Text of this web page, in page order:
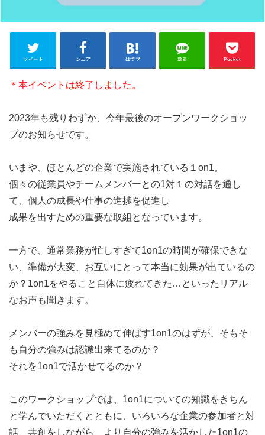
ツイート シェア はてブ 送る Pocket
＊本イベントは終了しました。
2023年も残りわずか、今年最後のオープンワークショッ
プのお知らせです。
いまや、ほとんどの企業で実施されている１on1。
個々の従業員やチームメンバーとの1対１の対話を通し
て、個人の成長や仕事の進捗を促進し
成果を出すための重要な取組となっています。
一方で、通常業務が忙しすぎて1on1の時間が確保できな
い、準備が大変、お互いにとって本当に効果が出ているの
か？1on1をやること自体に疲れてきた…といったリアル
なお声も聞きます。
メンバーの強みを見極めて伸ばす1on1のはずが、そもそ
も自分の強みは認識出来てるのか？
それを1on1で活かせてるのか？
このワークショップでは、1on1についての知識をきちん
と学んでいただくとともに、いろいろな企業の参加者と対
話、共創をしながら、より自分の強みを活かした1on1の